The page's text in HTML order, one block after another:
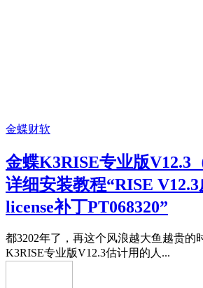
金蝶财软
金蝶K3RISE专业版V12.3
详细安装教程“RISE
license补丁PT068320”
都3202年了，再这个风浪越大鱼越贵的
K3RISE专业版V12.3估计用的人...